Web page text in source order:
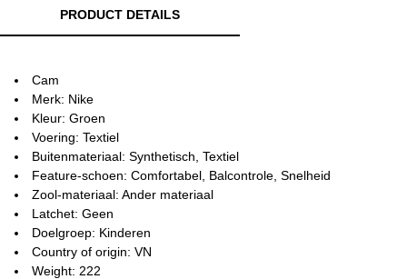
PRODUCT DETAILS
Cam
Merk: Nike
Kleur: Groen
Voering: Textiel
Buitenmateriaal: Synthetisch, Textiel
Feature-schoen: Comfortabel, Balcontrole, Snelheid
Zool-materiaal: Ander materiaal
Latchet: Geen
Doelgroep: Kinderen
Country of origin: VN
Weight: 222